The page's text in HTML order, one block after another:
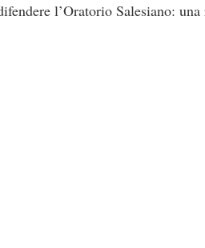
l’Oratorio Salesiano: